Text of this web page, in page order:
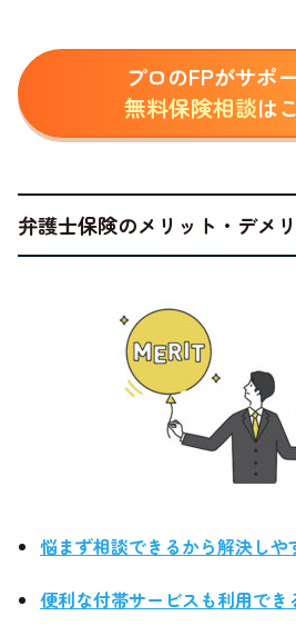
プロのFPがサポ
無料保険相談は
弁護士保険のメリット・デメ
悩まず相談できるから解決しや
便利な付帯サービスも利用でき